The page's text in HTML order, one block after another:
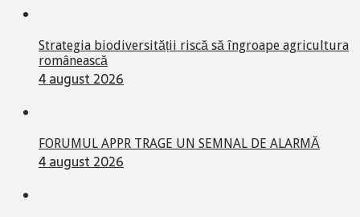
Strategia biodiversității riscă să îngroape agricultura
românească
4 august 2026
FORUMUL APPR TRAGE UN SEMNAL DE ALARMĂ
4 august 2026